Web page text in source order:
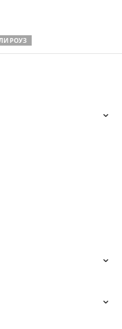
РОУЗ